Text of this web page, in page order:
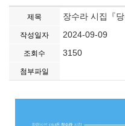
제목 장수라 시집『
작성일자 2024-09-09
조회수 3150
첨부파일